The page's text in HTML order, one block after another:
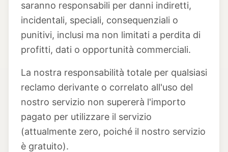
saranno responsabili per danni indiretti,
incidentali, speciali, consequenziali o
punitivi, inclusi ma non limitati a perdita di
profitti, dati o opportunità commerciali.
La nostra responsabilità totale per qualsiasi
reclamo derivante o correlato all'uso del
nostro servizio non supererà l'importo
pagato per utilizzare il servizio
(attualmente zero, poiché il nostro servizio
è gratuito).